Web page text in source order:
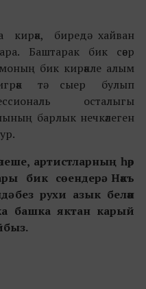
биредә хайван
Баштарак бик сәер
бик кирәкле алым
тә сыер булып
осталыгы
барлык нечкәлеген
артистларның һәр
бик сөендерә. Нәкъ
без рухи азык белән
башка яктан карый